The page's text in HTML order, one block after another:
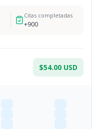
Citas completadas
+900
$54.00 USD